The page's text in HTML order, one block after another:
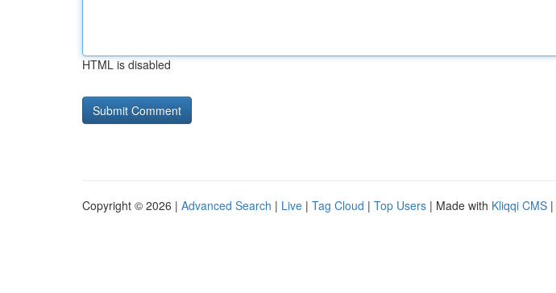
HTML is disabled
Copyright © 2026 | Advanced Search | Live | Tag Cloud | Top Users | Made with Kliqqi CMS |